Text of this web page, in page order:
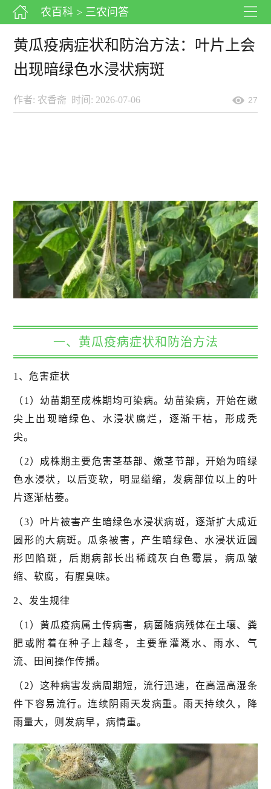
农百科 > 三农问答
黄瓜疫病症状和防治方法：叶片上会
出现暗绿色水浸状病斑
作者: 农香斋 时间: 2026-07-06 27
一、黄瓜疫病症状和防治方法
1、危害症状
（1）幼苗期至成株期均可染病。幼苗染病，开始在嫩
尖上出现暗绿色、水浸状腐烂，逐渐干枯，形成秃
尖。
（2）成株期主要危害茎基部、嫩茎节部，开始为暗绿
色水浸状，以后变软，明显缢缩，发病部位以上的叶
片逐渐枯萎。
（3）叶片被害产生暗绿色水浸状病斑，逐渐扩大成近
圆形的大病斑。瓜条被害，产生暗绿色、水浸状近圆
形凹陷斑，后期病部长出稀疏灰白色霉层，病瓜皱
缩、软腐，有腥臭味。
2、发生规律
（1）黄瓜疫病属土传病害，病菌随病残体在土壤、粪
肥或附着在种子上越冬，主要靠灌溉水、雨水、气
流、田间操作传播。
（2）这种病害发病周期短，流行迅速，在高温高湿条
件下容易流行。连续阴雨天发病重。雨天持续久，降
雨量大，则发病早，病情重。